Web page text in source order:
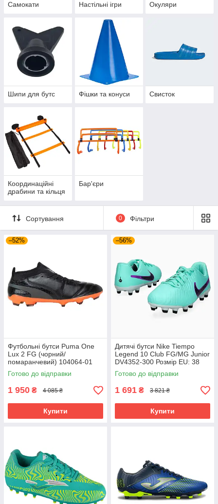
Самокати Настільні ігри Окуляри
Шипи для бутс Фішки та конуси Свисток
Координаційні
драбини та кільця
Бар'єри
Сортування 0 Фільтри
–52%
Футбольні бутси Puma One
Lux 2 FG (чорний/
помаранчевий) 104064-01
Розмір EU: 44
Готово до відправки
1 950 ₴ 4 085 ₴
Купити
–56%
Дитячі бутси Nike Tiempo
Legend 10 Club FG/MG Junior
DV4352-300 Розмір EU: 38
Готово до відправки
1 691 ₴ 3 821 ₴
Купити